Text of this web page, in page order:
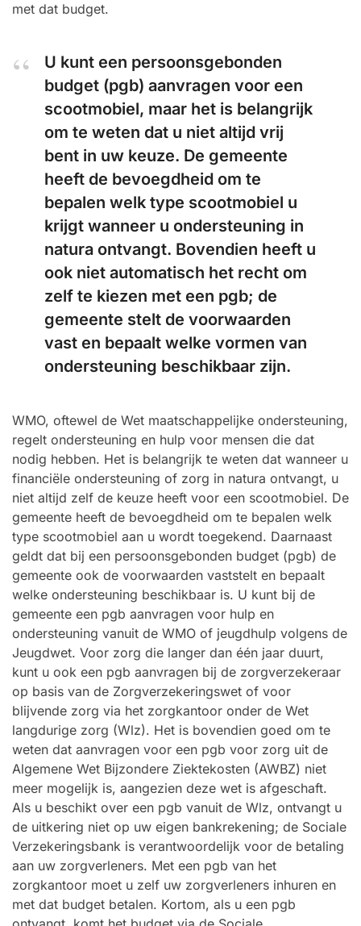
met dat budget.
U kunt een persoonsgebonden
budget (pgb) aanvragen voor een
scootmobiel, maar het is belangrijk
om te weten dat u niet altijd vrij
bent in uw keuze. De gemeente
heeft de bevoegdheid om te
bepalen welk type scootmobiel u
krijgt wanneer u ondersteuning in
natura ontvangt. Bovendien heeft u
ook niet automatisch het recht om
zelf te kiezen met een pgb; de
gemeente stelt de voorwaarden
vast en bepaalt welke vormen van
ondersteuning beschikbaar zijn.
WMO, oftewel de Wet maatschappelijke ondersteuning,
regelt ondersteuning en hulp voor mensen die dat
nodig hebben. Het is belangrijk te weten dat wanneer u
financiële ondersteuning of zorg in natura ontvangt, u
niet altijd zelf de keuze heeft voor een scootmobiel. De
gemeente heeft de bevoegdheid om te bepalen welk
type scootmobiel aan u wordt toegekend. Daarnaast
geldt dat bij een persoonsgebonden budget (pgb) de
gemeente ook de voorwaarden vaststelt en bepaalt
welke ondersteuning beschikbaar is. U kunt bij de
gemeente een pgb aanvragen voor hulp en
ondersteuning vanuit de WMO of jeugdhulp volgens de
Jeugdwet. Voor zorg die langer dan één jaar duurt,
kunt u ook een pgb aanvragen bij de zorgverzekeraar
op basis van de Zorgverzekeringswet of voor
blijvende zorg via het zorgkantoor onder de Wet
langdurige zorg (Wlz). Het is bovendien goed om te
weten dat aanvragen voor een pgb voor zorg uit de
Algemene Wet Bijzondere Ziektekosten (AWBZ) niet
meer mogelijk is, aangezien deze wet is afgeschaft.
Als u beschikt over een pgb vanuit de Wlz, ontvangt u
de uitkering niet op uw eigen bankrekening; de Sociale
Verzekeringsbank is verantwoordelijk voor de betaling
aan uw zorgverleners. Met een pgb van het
zorgkantoor moet u zelf uw zorgverleners inhuren en
met dat budget betalen. Kortom, als u een pgb